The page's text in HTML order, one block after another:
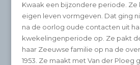
Kwaak een bijzondere periode. Ze
eigen leven vormgeven. Dat ging
na de oorlog oude contacten uit
kwekelingenperiode op. Ze pakt
haar Zeeuwse familie op na de
1953. Ze maakt met Van der Ploeg